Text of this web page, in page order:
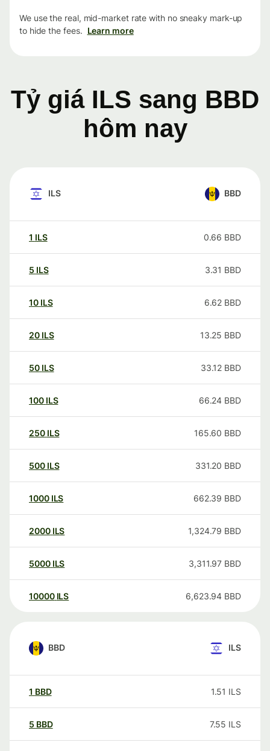
We use the real, mid-market rate with no sneaky mark-up
to hide the fees. Learn more
Tỷ giá ILS sang BBD
hôm nay
ILS BBD
1 ILS 0.66 BBD
5 ILS 3.31 BBD
10 ILS 6.62 BBD
20 ILS 13.25 BBD
50 ILS 33.12 BBD
100 ILS 66.24 BBD
250 ILS 165.60 BBD
500 ILS 331.20 BBD
1000 ILS 662.39 BBD
2000 ILS 1,324.79 BBD
5000 ILS 3,311.97 BBD
10000 ILS 6,623.94 BBD
BBD ILS
1 BBD 1.51 ILS
5 BBD 7.55 ILS